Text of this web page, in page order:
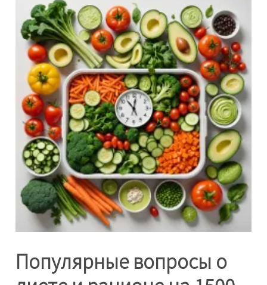
Популярные вопросы о